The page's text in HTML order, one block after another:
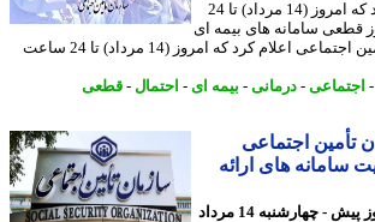
تأمین اجتماعی اعلام کرد که امروز (14 مرداد) تا 24
سامانه های بیمه ای
و درمانی وجود دارد. - تأمین اجتماعی اعلام کرد که امروز (14 مرداد) تا 24 ساعت
-درمانی-بیمه ای- احتمال-قطعی
اجتماعی
های ارائه
2 روز پیش - چهارشنبه 14 مرداد